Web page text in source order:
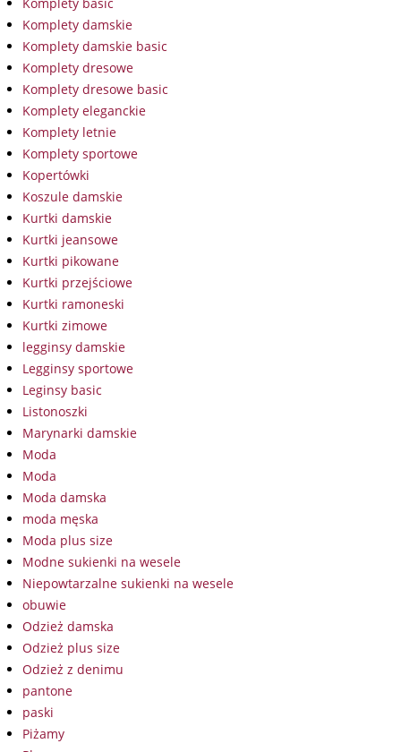
Komplety damskie
Komplety damskie basic
Komplety dresowe
Komplety dresowe basic
Komplety eleganckie
Komplety letnie
Komplety sportowe
Kopertówki
Koszule damskie
Kurtki damskie
Kurtki jeansowe
Kurtki pikowane
Kurtki przejściowe
Kurtki ramoneski
Kurtki zimowe
legginsy damskie
Legginsy sportowe
Leginsy basic
Listonoszki
Marynarki damskie
Moda
Moda
Moda damska
moda męska
Moda plus size
Modne sukienki na wesele
Niepowtarzalne sukienki na wesele
obuwie
Odzież damska
Odzież plus size
Odzież z denimu
pantone
paski
Piżamy